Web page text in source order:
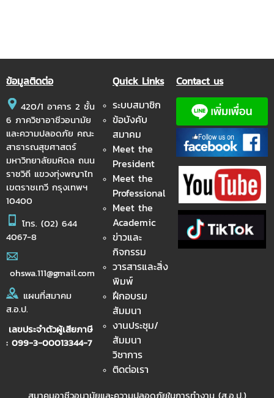
ข้อมูลติดต่อ
420/1 อาคาร 2 ชั้น
6 ภาควิชาอาชีวอนามัย
และความปลอดภัย คณะ
สาธารณสุขศาสตร์
มหาวิทยาลัยมหิดล ถนน
ราชวิถี แขวงทุ่งพญาไท
เขตราชเทวี กรุงเทพฯ
10400
โทร. (02) 644
4067-8
ohswa.111@gmail.com
แผนที่สมาคม
ส.อ.ป.
เลขประจำตัวผู้เสียภาษี
: 099-3-00013344-7
Quick Links
ระบบสมาชิก
ข้อบังคับ
สมาคม
Meet the
President
Meet the
Professional
Meet the
Academic
ข่าวและ
กิจกรรม
วารสารและสิ่ง
พิมพ์
ฝึกอบรม
สัมมนา
งานประชุม/
สัมมนา
วิชาการ
ติดต่อเรา
Contact us